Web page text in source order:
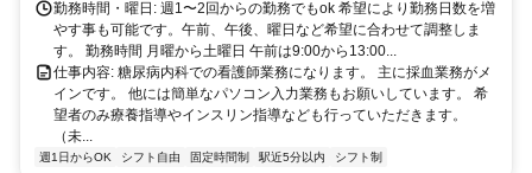
勤務時間・曜日: 週1〜2回からの勤務でもok 希望により勤務日数を増
やす事も可能です。午前、午後、曜日など希望に合わせて調整しま
す。 勤務時間 月曜から土曜日 午前は9:00から13:00...
仕事内容: 糖尿病内科での看護師業務になります。 主に採血業務がメ
インです。 他には簡単なパソコン入力業務もお願いしています。 希
望者のみ療養指導やインスリン指導なども行っていただきます。
（未...
週1日からOK シフト自由 固定時間制 駅近5分以内 シフト制